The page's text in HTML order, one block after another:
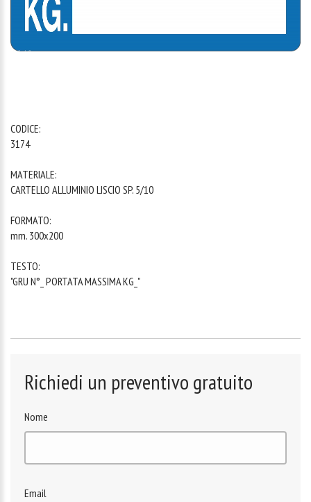
1/1
CODICE:
3174
MATERIALE:
CARTELLO ALLUMINIO LISCIO SP. 5/10
FORMATO:
mm. 300x200
TESTO:
"GRU N°_ PORTATA MASSIMA KG_"
Richiedi un preventivo gratuito
Nome
Email